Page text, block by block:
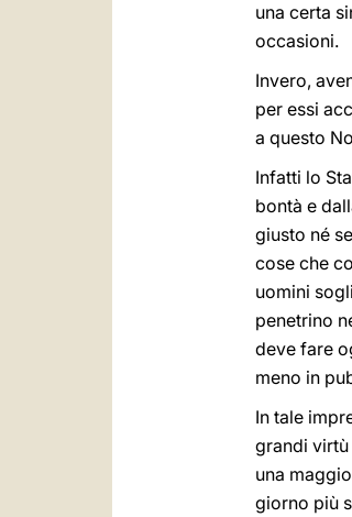
una certa
occasioni.
Invero,
per essi
a questo
Infatti lo
bontà e
giusto né
cose che
uomini
penetrino
deve fare
meno in
In tale
grandi
una
giorno più